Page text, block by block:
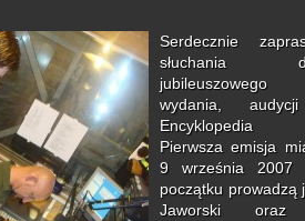
Serdecznie
słuchania
wydania,
Encyklopedia
Pierwsza emisja
9 września
początku prowadzą
Jaworski oraz